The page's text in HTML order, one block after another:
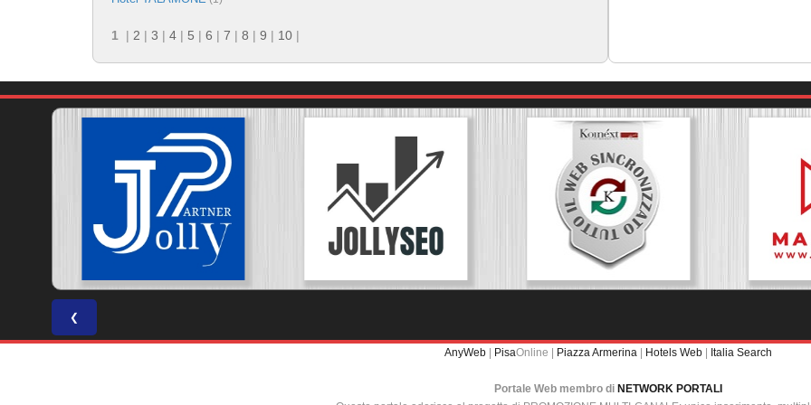
1 | 2 | 3 | 4 | 5 | 6 | 7 | 8 | 9 | 10 |
❮
AnyWeb | PisaOnline | Piazza Armerina | Hotels Web | Italia Search
Portale Web membro di NETWORK PORTALI